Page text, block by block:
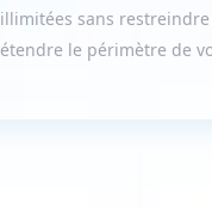
illimitées sans
étendre le périmètre de